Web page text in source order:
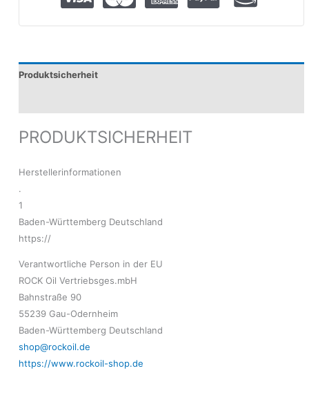
Produktsicherheit
PRODUKTSICHERHEIT
Herstellerinformationen
.
1
Baden-Württemberg Deutschland
https://
Verantwortliche Person in der EU
ROCK Oil Vertriebsges.mbH
Bahnstraße 90
55239 Gau-Odernheim
Baden-Württemberg Deutschland
shop@rockoil.de
https://www.rockoil-shop.de